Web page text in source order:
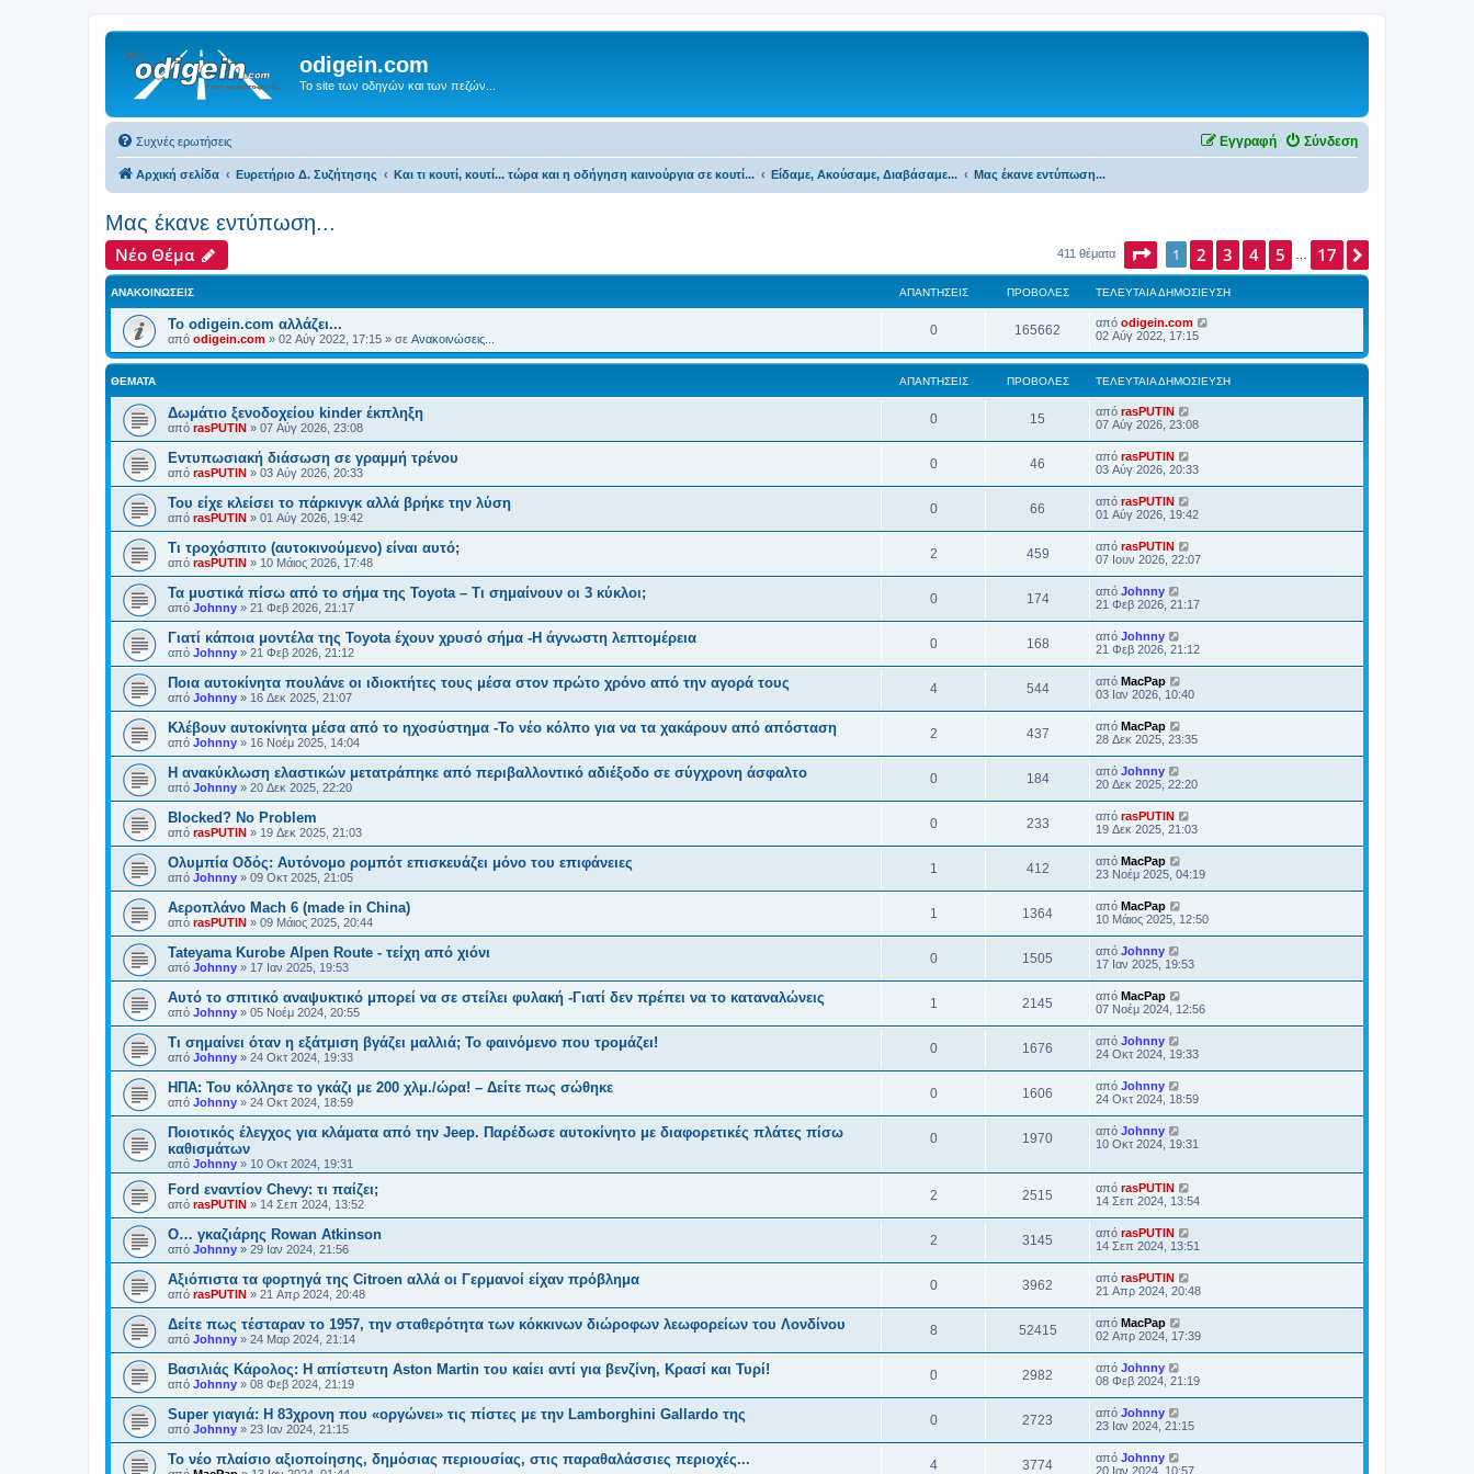
odigein.com
Το site των οδηγών και των πεζών...
Συχνές ερωτήσεις Σύνδεση
Εγγραφή
Αρχική σελίδα Ευρετήριο Δ. Συζήτησης Και τι κουτί, κουτί... τώρα και η οδήγηση καινούργια σε κουτί... Είδαμε, Ακούσαμε, Διαβάσαμε... Μας έκανε εντύπωση...
Μας έκανε εντύπωση...
Νέο Θέμα 411 θέματα Σελίδα από 17
1 2 3 4 5 17
ΑΝΑΚΟΙΝΏΣΕΙΣ ΑΠΑΝΤΉΣΕΙΣ ΠΡΟΒΟΛΈΣ ΤΕΛΕΥΤΑΊΑ ΔΗΜΟΣΊΕΥΣΗ
Το odigein.com αλλάζει...
από odigein.com » 02 Αύγ 2022, 17:15 » σε Ανακοινώσεις...
0 165662 από odigein.com
02 Αύγ 2022, 17:15
ΘΈΜΑΤΑ ΑΠΑΝΤΉΣΕΙΣ ΠΡΟΒΟΛΈΣ ΤΕΛΕΥΤΑΊΑ ΔΗΜΟΣΊΕΥΣΗ
Δωμάτιο ξενοδοχείου kinder έκπληξη
από rasPUTIN » 07 Αύγ 2026, 23:08
0 15 από rasPUTIN
07 Αύγ 2026, 23:08
Εντυπωσιακή διάσωση σε γραμμή τρένου
από rasPUTIN » 03 Αύγ 2026, 20:33
0 46 από rasPUTIN
03 Αύγ 2026, 20:33
Του είχε κλείσει το πάρκινγκ αλλά βρήκε την λύση
από rasPUTIN » 01 Αύγ 2026, 19:42
0 66 από rasPUTIN
01 Αύγ 2026, 19:42
Τι τροχόσπιτο (αυτοκινούμενο) είναι αυτό;
από rasPUTIN » 10 Μάιος 2026, 17:48
2 459 από rasPUTIN
07 Ιουν 2026, 22:07
Τα μυστικά πίσω από το σήμα της Toyota – Τι σημαίνουν οι 3 κύκλοι;
από Johnny » 21 Φεβ 2026, 21:17
0 174 από Johnny
21 Φεβ 2026, 21:17
Γιατί κάποια μοντέλα της Toyota έχουν χρυσό σήμα -Η άγνωστη λεπτομέρεια
από Johnny » 21 Φεβ 2026, 21:12
0 168 από Johnny
21 Φεβ 2026, 21:12
Ποια αυτοκίνητα πουλάνε οι ιδιοκτήτες τους μέσα στον πρώτο χρόνο από την αγορά τους
από Johnny » 16 Δεκ 2025, 21:07
4 544 από MacPap
03 Ιαν 2026, 10:40
Κλέβουν αυτοκίνητα μέσα από το ηχοσύστημα -Το νέο κόλπο για να τα χακάρουν από απόσταση
από Johnny » 16 Νοέμ 2025, 14:04
2 437 από MacPap
28 Δεκ 2025, 23:35
H ανακύκλωση ελαστικών μετατράπηκε από περιβαλλοντικό αδιέξοδο σε σύγχρονη άσφαλτο
από Johnny » 20 Δεκ 2025, 22:20
0 184 από Johnny
20 Δεκ 2025, 22:20
Blocked? No Problem
από rasPUTIN » 19 Δεκ 2025, 21:03
0 233 από rasPUTIN
19 Δεκ 2025, 21:03
Ολυμπία Οδός: Αυτόνομο ρομπότ επισκευάζει μόνο του επιφάνειες
από Johnny » 09 Οκτ 2025, 21:05
1 412 από MacPap
23 Νοέμ 2025, 04:19
Αεροπλάνο Mach 6 (made in China)
από rasPUTIN » 09 Μάιος 2025, 20:44
1 1364 από MacPap
10 Μάιος 2025, 12:50
Tateyama Kurobe Alpen Route - τείχη από χιόνι
από Johnny » 17 Ιαν 2025, 19:53
0 1505 από Johnny
17 Ιαν 2025, 19:53
Αυτό το σπιτικό αναψυκτικό μπορεί να σε στείλει φυλακή -Γιατί δεν πρέπει να το καταναλώνεις
από Johnny » 05 Νοέμ 2024, 20:55
1 2145 από MacPap
07 Νοέμ 2024, 12:56
Τι σημαίνει όταν η εξάτμιση βγάζει μαλλιά; Το φαινόμενο που τρομάζει!
από Johnny » 24 Οκτ 2024, 19:33
0 1676 από Johnny
24 Οκτ 2024, 19:33
ΗΠΑ: Του κόλλησε το γκάζι με 200 χλμ./ώρα! – Δείτε πως σώθηκε
από Johnny » 24 Οκτ 2024, 18:59
0 1606 από Johnny
24 Οκτ 2024, 18:59
Ποιοτικός έλεγχος για κλάματα από την Jeep. Παρέδωσε αυτοκίνητο με διαφορετικές πλάτες πίσω
καθισμάτων
από Johnny » 10 Οκτ 2024, 19:31
0 1970 από Johnny
10 Οκτ 2024, 19:31
Ford εναντίον Chevy: τι παίζει;
από rasPUTIN » 14 Σεπ 2024, 13:52
2 2515 από rasPUTIN
14 Σεπ 2024, 13:54
Ο… γκαζιάρης Rowan Atkinson
από Johnny » 29 Ιαν 2024, 21:56
2 3145 από rasPUTIN
14 Σεπ 2024, 13:51
Αξιόπιστα τα φορτηγά της Citroen αλλά οι Γερμανοί είχαν πρόβλημα
από rasPUTIN » 21 Απρ 2024, 20:48
0 3962 από rasPUTIN
21 Απρ 2024, 20:48
Δείτε πως τέσταραν το 1957, την σταθερότητα των κόκκινων διώροφων λεωφορείων του Λονδίνου
από Johnny » 24 Μαρ 2024, 21:14
8 52415 από MacPap
02 Απρ 2024, 17:39
Βασιλιάς Κάρολος: Η απίστευτη Aston Martin του καίει αντί για βενζίνη, Κρασί και Τυρί!
από Johnny » 08 Φεβ 2024, 21:19
0 2982 από Johnny
08 Φεβ 2024, 21:19
Super γιαγιά: Η 83χρονη που «οργώνει» τις πίστες με την Lamborghini Gallardo της
από Johnny » 23 Ιαν 2024, 21:15
0 2723 από Johnny
23 Ιαν 2024, 21:15
Το νέο πλαίσιο αξιοποίησης, δημόσιας περιουσίας, στις παραθαλάσσιες περιοχές... 4 3774 από Johnny
20 Ιαν 2024, 10:57